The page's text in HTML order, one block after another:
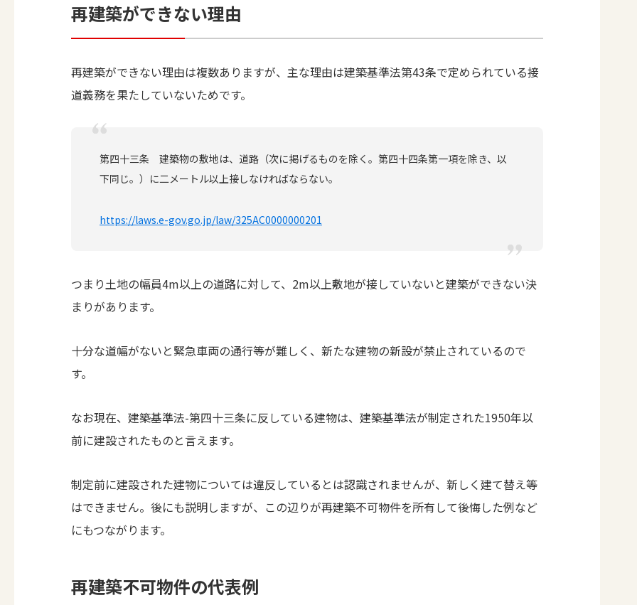
再建築ができない理由
再建築ができない理由は複数ありますが、主な理由は建築基準法第43条で定められている接
道義務を果たしていないためです。
第四十三条 建築物の敷地は、道路（次に掲げるものを除く。第四十四条第一項を除き、以
下同じ。）に二メートル以上接しなければならない。
https://laws.e-gov.go.jp/law/325AC0000000201
つまり土地の幅員4m以上の道路に対して、2m以上敷地が接していないと建築ができない決
まりがあります。
十分な道幅がないと緊急車両の通行等が難しく、新たな建物の新設が禁止されているので
す。
なお現在、建築基準法-第四十三条に反している建物は、建築基準法が制定された1950年以
前に建設されたものと言えます。
制定前に建設された建物については違反しているとは認識されませんが、新しく建て替え等
はできません。後にも説明しますが、この辺りが再建築不可物件を所有して後悔した例など
にもつながります。
再建築不可物件の代表例